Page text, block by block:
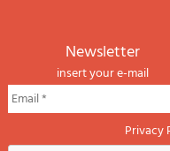
newsletter
insert your e-mail
Privacy